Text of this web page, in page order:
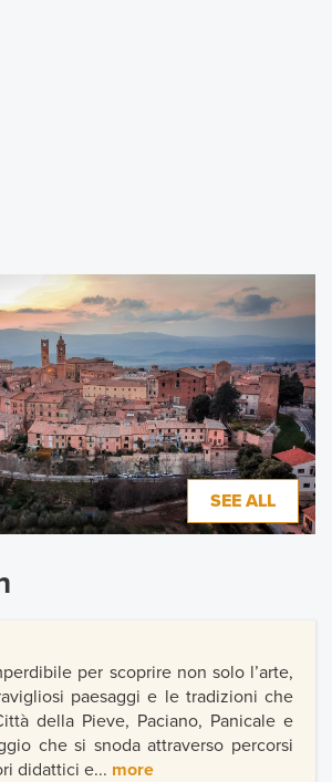
SEE ALL
per scoprire non solo l’arte,
paesaggi e le tradizioni che
della Pieve, Paciano, Panicale e
che si snoda attraverso percorsi
didattici e... more